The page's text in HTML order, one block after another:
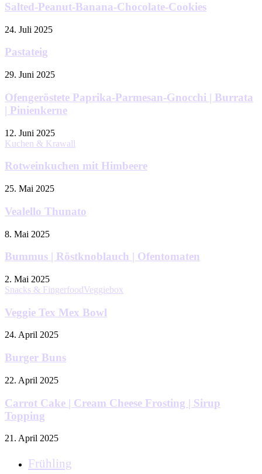
Salted-Peanut-Banana-Chocolate-Cookies
24. Juli 2025
Pastateig
29. Juni 2025
Ofengeröstete Paprika-Parmesan-Gnocchi | Burrata
| Pinienkerne
12. Juni 2025
Kuchen & Krawall
Rotweinkuchen mit Himbeere
25. Mai 2025
Vealello Thunato
8. Mai 2025
Bummus | Röstknoblauch | Ofentomaten
2. Mai 2025
Snacks & FingerfoodVeggiebox
Veggie Tex Mex Bowl
24. April 2025
Burger Buns
22. April 2025
Carrot Cake | Cream Cheese Frosting | Sirup
Topping
21. April 2025
Frühling